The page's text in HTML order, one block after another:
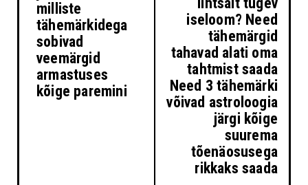
milliste
tähemärkidega
sobivad
veemärgid
armastuses
kõige paremini
iseloom? Need
tähemärgid
tahavad alati oma
tahtmist saada
Need 3 tähemärki
võivad astroloogia
järgi kõige
suurema
tõenäosusega
rikkaks saada